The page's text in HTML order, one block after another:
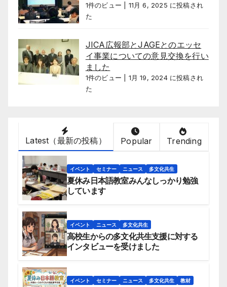
1件のビュー
11月 6, 2025 に投稿され
た
JICA広報部とJAGEとのエッセ
イ事業についての意見交換を行い
ました
1件のビュー
1月 19, 2024 に投稿され
た
Latest（最新の投稿） Popular Trending
イベント セミナー ニュース 多文化共生
夏休み日本語教室みんなしっかり勉強
しています
イベント ニュース 多文化共生
高校生からの多文化共生支援に対する
インタビューを受けました
イベント セミナー ニュース 多文化共生 教材